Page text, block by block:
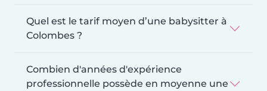
Quel est le tarif moyen d’une babysitter à
Colombes ?
Combien d'années d'expérience
professionnelle possède en moyenne une